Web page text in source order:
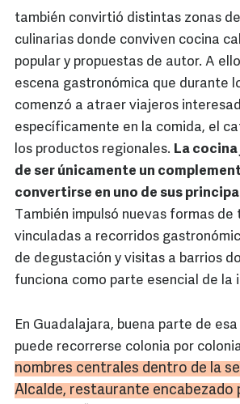
también convirtió distintas zonas
culinarias donde conviven cocina
popular y propuestas de autor. A
escena gastronómica que durante
comenzó a atraer viajeros
específicamente en la comida, el
los productos regionales. La
de ser únicamente un
convertirse en uno de sus
También impulsó nuevas formas de
vinculadas a recorridos
de degustación y visitas a barrios
funciona como parte esencial de la
En Guadalajara, buena parte de
puede recorrerse colonia por
nombres centrales dentro de la
Alcalde, restaurante encabezado